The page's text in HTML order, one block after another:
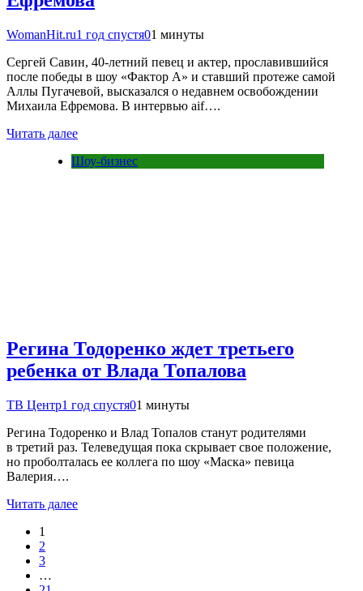
WomanHit.ru1 год спустя01 минуты
Сергей Савин, 40-летний певец и актер, прославившийся
после победы в шоу «Фактор А» и ставший протеже самой
Аллы Пугачевой, высказался о недавнем освобождении
Михаила Ефремова. В интервью aif….
Читать далее
Шоу-бизнес
Регина Тодоренко ждет третьего
ребенка от Влада Топалова
ТВ Центр1 год спустя01 минуты
Регина Тодоренко и Влад Топалов станут родителями
в третий раз. Телеведущая пока скрывает свое положение,
но проболталась ее коллега по шоу «Маска» певица
Валерия….
Читать далее
1
2
3
…